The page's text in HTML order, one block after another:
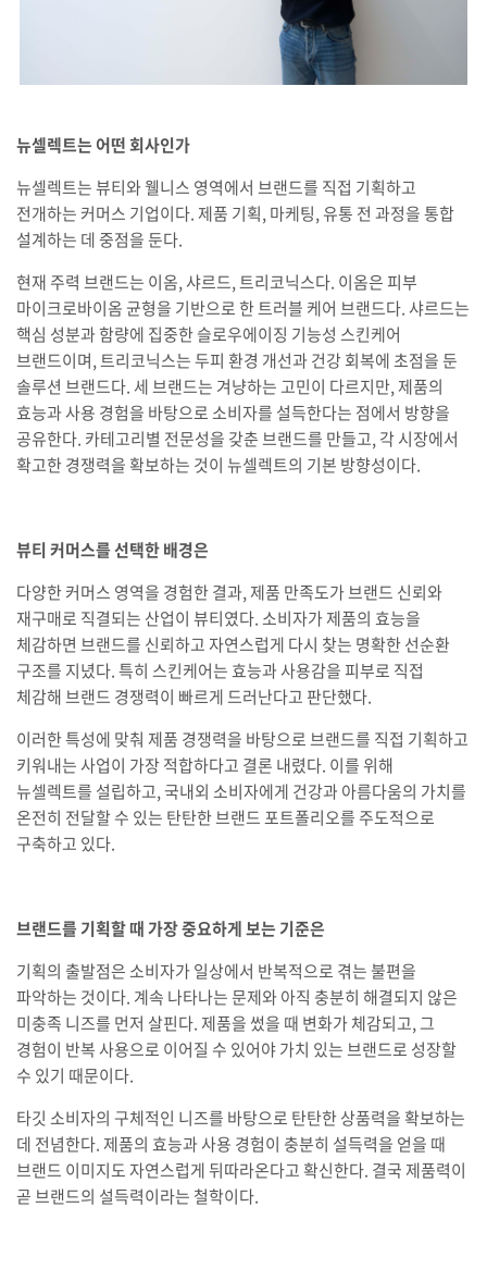
뉴셀렉트는 어떤 회사인가
뉴셀렉트는 뷰티와 웰니스 영역에서 브랜드를 직접 기획하고
전개하는 커머스 기업이다. 제품 기획, 마케팅, 유통 전 과정을 통합
설계하는 데 중점을 둔다.
현재 주력 브랜드는 이옴, 샤르드, 트리코닉스다. 이옴은 피부
마이크로바이옴 균형을 기반으로 한 트러블 케어 브랜드다. 샤르드는
핵심 성분과 함량에 집중한 슬로우에이징 기능성 스킨케어
브랜드이며, 트리코닉스는 두피 환경 개선과 건강 회복에 초점을 둔
솔루션 브랜드다. 세 브랜드는 겨냥하는 고민이 다르지만, 제품의
효능과 사용 경험을 바탕으로 소비자를 설득한다는 점에서 방향을
공유한다. 카테고리별 전문성을 갖춘 브랜드를 만들고, 각 시장에서
확고한 경쟁력을 확보하는 것이 뉴셀렉트의 기본 방향성이다.
뷰티 커머스를 선택한 배경은
다양한 커머스 영역을 경험한 결과, 제품 만족도가 브랜드 신뢰와
재구매로 직결되는 산업이 뷰티였다. 소비자가 제품의 효능을
체감하면 브랜드를 신뢰하고 자연스럽게 다시 찾는 명확한 선순환
구조를 지녔다. 특히 스킨케어는 효능과 사용감을 피부로 직접
체감해 브랜드 경쟁력이 빠르게 드러난다고 판단했다.
이러한 특성에 맞춰 제품 경쟁력을 바탕으로 브랜드를 직접 기획하고
키워내는 사업이 가장 적합하다고 결론 내렸다. 이를 위해
뉴셀렉트를 설립하고, 국내외 소비자에게 건강과 아름다움의 가치를
온전히 전달할 수 있는 탄탄한 브랜드 포트폴리오를 주도적으로
구축하고 있다.
브랜드를 기획할 때 가장 중요하게 보는 기준은
기획의 출발점은 소비자가 일상에서 반복적으로 겪는 불편을
파악하는 것이다. 계속 나타나는 문제와 아직 충분히 해결되지 않은
미충족 니즈를 먼저 살핀다. 제품을 썼을 때 변화가 체감되고, 그
경험이 반복 사용으로 이어질 수 있어야 가치 있는 브랜드로 성장할
수 있기 때문이다.
타깃 소비자의 구체적인 니즈를 바탕으로 탄탄한 상품력을 확보하는
데 전념한다. 제품의 효능과 사용 경험이 충분히 설득력을 얻을 때
브랜드 이미지도 자연스럽게 뒤따라온다고 확신한다. 결국 제품력이
곧 브랜드의 설득력이라는 철학이다.